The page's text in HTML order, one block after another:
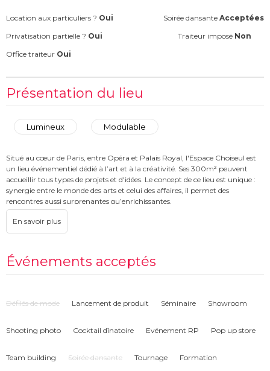
Location aux particuliers ? Oui Soirée dansante Acceptées
Privatisation partielle ? Oui Traiteur imposé Non
Office traiteur Oui
Présentation du lieu
Lumineux Modulable
Situé au cœur de Paris, entre Opéra et Palais Royal, l'Espace Choiseul est
un lieu événementiel dédié à l’art et à la créativité. Ses 300m² peuvent
accueillir tous types de projets et d'idées. Le concept de ce lieu est unique :
synergie entre le monde des arts et celui des affaires, il permet des
rencontres aussi surprenantes qu’enrichissantes.
Cet espace caméléon s'adapte à vos besoins et peut servir de cadre à tous
les types d'événements. Que ce soit sous sa verrière ou dans son sous-sol à
par exemple une conférence, une exposition, un tournage ou même un
concert. Tout ce que ce lieu et votre créativité permettent sont ici autorisés !
Dans les années 2000, deux créateurs tombent sous le charme d’une
imprimerie à l’architecture industrielle située dans l'un des passages les
transformer en un lieu de rencontres culturelles et artistiques en
cloisons abattues et les caves aménagées.
Événements acceptés
Défilés de mode Lancement de produit Séminaire Showroom
Shooting photo Cocktail dînatoire Evénement RP Pop up store
Team building Soirée dansante Tournage Formation